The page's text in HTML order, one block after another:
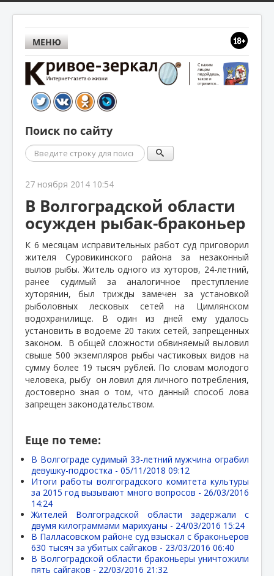
МЕНЮ
Поиск по сайту
Поиск
27 ноября 2014 10:54
В Волгоградской области
осужден рыбак-браконьер
К 6 месяцам исправительных работ суд приговорил
жителя Суровикинского района за незаконный
вылов рыбы. Житель одного из хуторов, 24-летний,
ранее судимый за аналогичное преступление
хуторянин, был трижды замечен за установкой
рыболовных лесковых сетей на Цимлянском
водохранилище. В один из дней ему удалось
установить в водоеме 20 таких сетей, запрещенных
законом.
В общей сложности обвиняемый выловил
свыше 500 экземпляров рыбы частиковых видов на
сумму более 19 тысяч рублей. По словам молодого
человека, рыбу он ловил для личного потребления,
достоверно зная о том, что данный способ лова
запрещен законодательством.
Еще по теме:
В Волгограде судимый 33-летний мужчина ограбил
девушку-подростка - 05/11/2018 09:12
Итоги работы волгоградского комитета культуры
за 2015 год вызывают много вопросов - 26/03/2016
14:24
Жителей Волгоградской области задержали с
двумя килограммами марихуаны - 24/03/2016 15:24
В Палласовском районе суд взыскал с браконьеров
630 тысяч за убитых сайгаков - 23/03/2016 06:40
В Волгоградской области браконьеры уничтожили
пять сайгаков - 22/03/2016 21:32